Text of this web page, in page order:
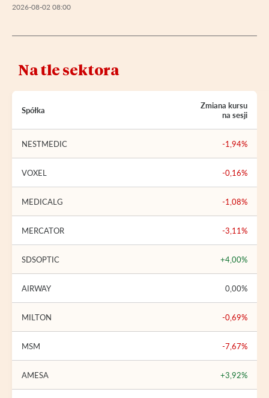
2026-08-02 08:00
Na tle sektora
Spółka
Zmiana kursu
na sesji
NESTMEDIC -1,94%
VOXEL -0,16%
MEDICALG -1,08%
MERCATOR -3,11%
SDSOPTIC +4,00%
AIRWAY 0,00%
MILTON -0,69%
MSM -7,67%
AMESA +3,92%